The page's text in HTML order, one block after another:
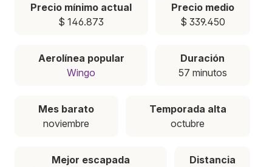
Precio mínimo actual
$ 146.873
Precio medio
$ 339.450
Aerolínea popular
Wingo
Duración
57 minutos
Mes barato
noviembre
Temporada alta
octubre
Mejor escapada
Distancia